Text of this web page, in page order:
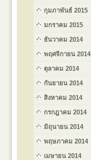
กุมภาพันธ์ 2015
มกราคม 2015
ธันวาคม 2014
พฤศจิกายน 2014
ตุลาคม 2014
กันยายน 2014
สิงหาคม 2014
กรกฎาคม 2014
มิถุนายน 2014
พฤษภาคม 2014
เมษายน 2014